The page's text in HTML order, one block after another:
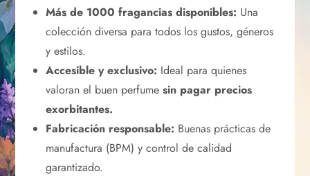
Más de 1000 fragancias disponibles: Una
colección diversa para todos los gustos, géneros
y estilos.
Accesible y exclusivo: Ideal para quienes
valoran el buen perfumesin pagar precios
exorbitantes.
Fabricación responsable: Buenas prácticas de
manufactura (BPM) y control de calidad
garantizado.